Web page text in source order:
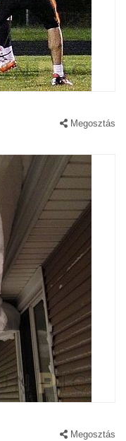
Megosztás
Megosztás